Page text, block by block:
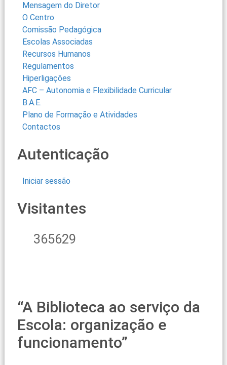
Mensagem do Diretor
O Centro
Comissão Pedagógica
Escolas Associadas
Recursos Humanos
Regulamentos
Hiperligações
AFC – Autonomia e Flexibilidade Curricular
B.A.E.
Plano de Formação e Atividades
Contactos
Autenticação
Iniciar sessão
Visitantes
365629
“A Biblioteca ao serviço da
Escola: organização e
funcionamento”